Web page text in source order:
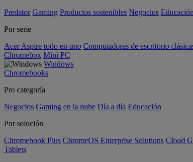
Predator Gaming Productos sostenibles Negocios Educación
Por serie
Acer Aspire todo en uno Computadoras de escritorio
Chromebox Mini PC
Windows
Chromebooks
Pro categoría
Negocios Gaming en la nube Día a día Educación
Por solución
Chromebook Plus ChromeOS Enterprise Solutions Cloud
Tablets